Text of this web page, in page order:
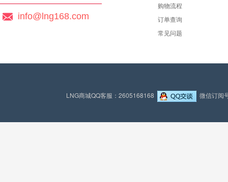
info@lng168.com
购物流程
订单查询
常见问题
LNG商城QQ客服：2605168168 微信订阅